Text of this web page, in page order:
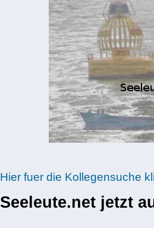
Hier fuer die Kollegensuche
Seeleute.net jetzt